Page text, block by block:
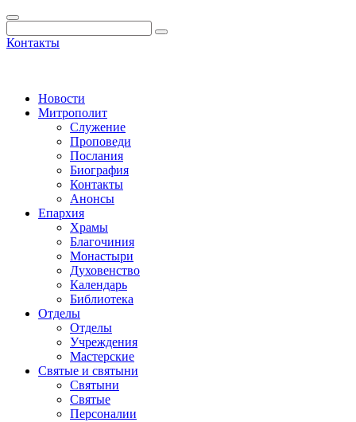
Контакты
Новости
Митрополит
Служение
Проповеди
Послания
Биография
Контакты
Анонсы
Епархия
Храмы
Благочиния
Монастыри
Духовенство
Календарь
Библиотека
Отделы
Отделы
Учреждения
Мастерские
Святые и святыни
Cвятыни
Cвятые
Персоналии